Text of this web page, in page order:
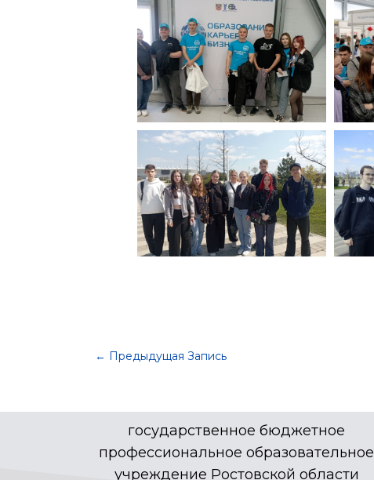
← Предыдущая Запись
государственное бюджетное
профессиональное образовательное
учреждение Ростовской области